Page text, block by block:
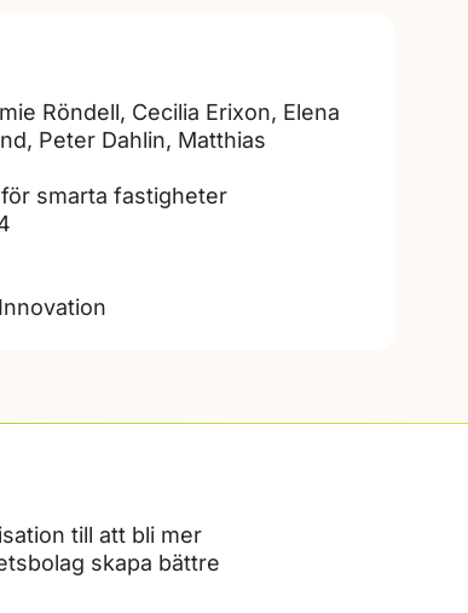
Röndell, Cecilia Erixon, Elena
Peter Dahlin, Matthias
smarta fastigheter
till att bli mer
skapa bättre